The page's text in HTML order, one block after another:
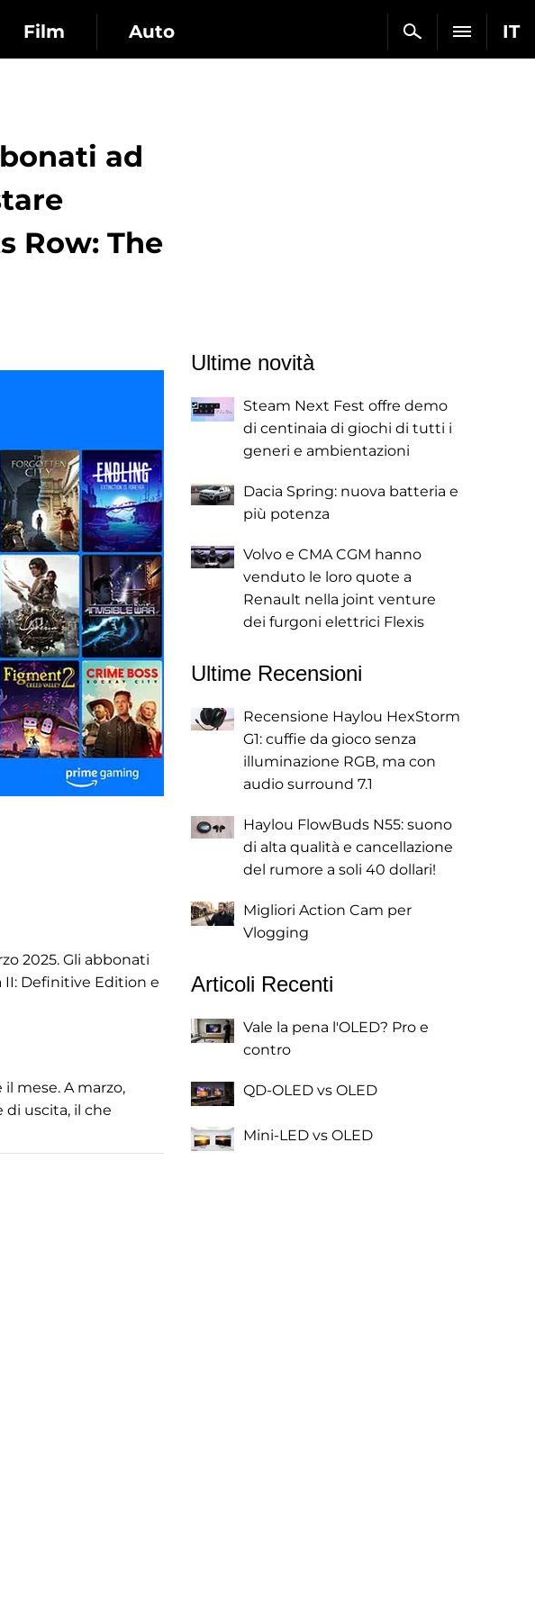
IT
Film Auto
ad
Row: The
2025. Gli abbonati
II: Definitive Edition e
mese. A marzo,
di uscita, il che
Ultime novità
Steam Next Fest offre demo
di centinaia di giochi di tutti i
generi e ambientazioni
Dacia Spring: nuova batteria e
più potenza
Volvo e CMA CGM hanno
venduto le loro quote a
Renault nella joint venture
dei furgoni elettrici Flexis
Ultime Recensioni
Recensione Haylou HexStorm
G1: cuffie da gioco senza
illuminazione RGB, ma con
audio surround 7.1
Haylou FlowBuds N55: suono
di alta qualità e cancellazione
del rumore a soli 40 dollari!
Migliori Action Cam per
Vlogging
Articoli Recenti
Vale la pena l'OLED? Pro e
contro
QD-OLED vs OLED
Mini-LED vs OLED